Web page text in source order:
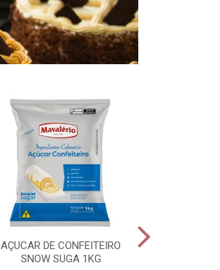
AÇUCAR DE CONFEITEIRO
SNOW SUGA 1KG